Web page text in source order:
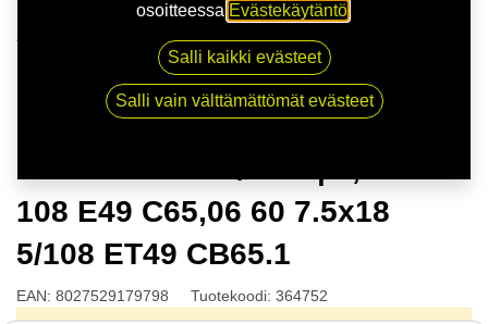
MSW 80 G.BLK/POL | 7,5X18 5-108 E49 C65,06 60
7.5x18 5/108 ET49 CB65.1
108 E49 C65,06 60 7.5x18
5/108 ET49 CB65.1
EAN: 8027529179798 Tuotekoodi: 364752
osoitteessa Evästekäytäntö
Salli kaikki evästeet
Salli vain välttämättömät evästeet